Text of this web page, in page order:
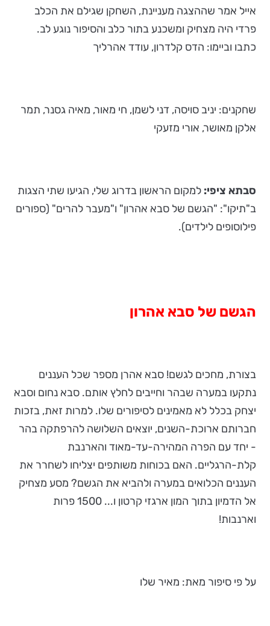
אייל אמר שההצגה מעניינת, השחקן שגילם את הכלב
פרדי היה מצחיק ומשכנע בתור כלב והסיפור נוגע לב.
כתבו וביימו: הדס קלדרון, עודד אהרליך
שחקנים: יניב סויסה, דני לשמן, חי מאור, מאיה גסנר, תמר
אלקן מאושר, אורי מזעקי
סבתא ציפי: למקום הראשון בדרוג שלי, הגיעו שתי הצגות
ב"תיקו": "הגשם של סבא אהרון" ו"מעבר להרים" (ספורים
פילוסופים לילדים).
הגשם של סבא אהרון
בצורת, מחכים לגשם! סבא אהרן מספר שכל העננים
נתקעו במערה שבהר וחייבים לחלץ אותם. סבא נחום וסבא
יצחק בכלל לא מאמינים לסיפורים שלו. למרות זאת, בזכות
חברותם ארוכת-השנים, יוצאים השלושה להרפתקה בהר
- יחד עם הפרה המהירה-עד-מאוד והארנבת
קלת-הרגליים. האם בכוחות משותפים יצליחו לשחרר את
העננים הכלואים במערה ולהביא את הגשם? מסע מצחיק
אל הדמיון בתוך המון ארגזי קרטון ו... 1500 פרות
וארנבות!
על פי סיפור מאת: מאיר שלו